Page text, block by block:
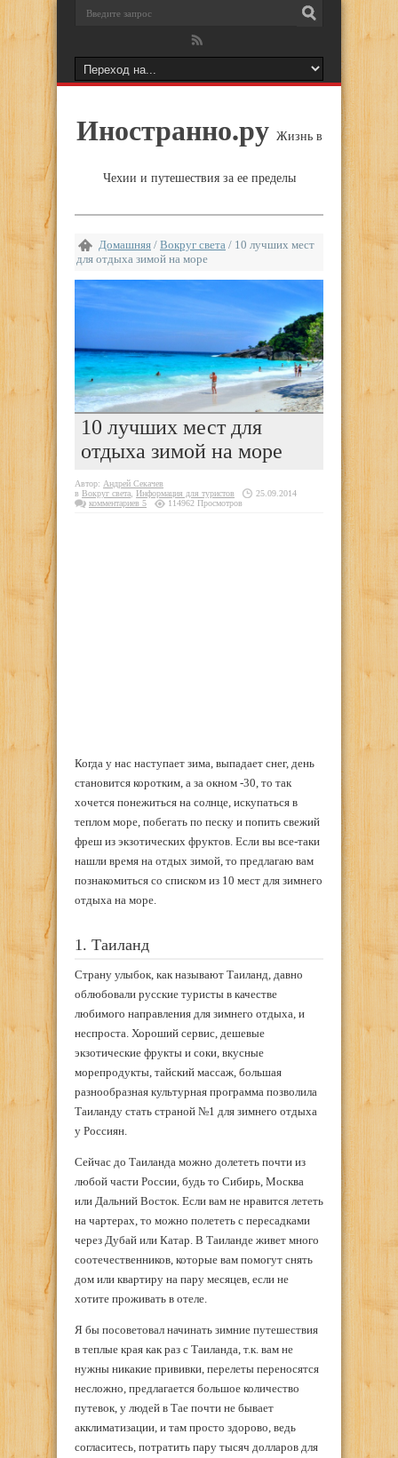
Иностранно.ру Жизнь в
Чехии и путешествия за ее пределы
Домашняя / Вокруг света / 10 лучших мест
для отдыха зимой на море
10 лучших мест для
отдыха зимой на море
Автор: Андрей Секачев
в Вокруг света Информация для туристов
25.09.2014
комментариев 5
114962 Просмотров
Когда у нас наступает зима, выпадает снег, день
становится коротким, а за окном -30, то так
хочется понежиться на солнце, искупаться в
теплом море, побегать по песку и попить свежий
фреш из экзотических фруктов. Если вы все-таки
нашли время на отдых зимой, то предлагаю вам
познакомиться со списком из 10 мест для зимнего
отдыха на море.
1. Таиланд
Страну улыбок, как называют Таиланд, давно
облюбовали русские туристы в качестве
любимого направления для зимнего отдыха, и
неспроста. Хороший сервис, дешевые
экзотические фрукты и соки, вкусные
морепродукты, тайский массаж, большая
разнообразная культурная программа позволила
Таиланду стать страной №1 для зимнего отдыха
у Россиян.
Сейчас до Таиланда можно долететь почти из
любой части России, будь то Сибирь, Москва
или Дальний Восток. Если вам не нравится лететь
на чартерах, то можно полететь с пересадками
через Дубай или Катар. В Таиланде живет много
соотечественников, которые вам помогут снять
дом или квартиру на пару месяцев, если не
хотите проживать в отеле.
Я бы посоветовал начинать зимние путешествия
в теплые края как раз с Таиланда, т.к. вам не
нужны никакие прививки, перелеты переносятся
несложно, предлагается большое количество
путевок, у людей в Тае почти не бывает
акклиматизации, и там просто здорово, ведь
согласитесь, потратить пару тысяч долларов для